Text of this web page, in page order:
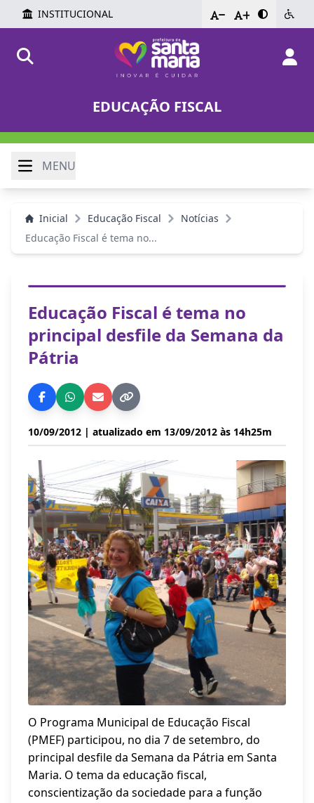
INSTITUCIONAL - +
EDUCAÇÃO FISCAL
MENU
Inicial Educação Fiscal
Notícias
Educação Fiscal é tema no...
Educação Fiscal é tema no
principal desfile da Semana da
Pátria
10/09/2012 | atualizado em 13/09/2012 às 14h25m
O Programa Municipal de Educação Fiscal
(PMEF) participou, no dia 7 de setembro, do
principal desfile da Semana da Pátria em Santa
Maria. O tema da educação fiscal,
conscientização da sociedade para a função